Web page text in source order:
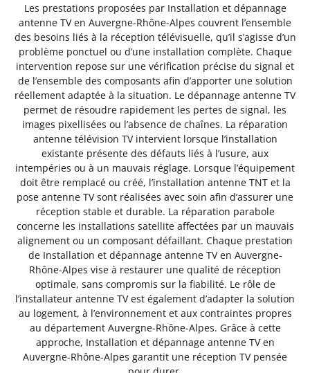
Les prestations proposées par Installation et dépannage
antenne TV en Auvergne-Rhône-Alpes couvrent l’ensemble
des besoins liés à la réception télévisuelle, qu’il s’agisse d’un
problème ponctuel ou d’une installation complète. Chaque
intervention repose sur une vérification précise du signal et
de l’ensemble des composants afin d’apporter une solution
réellement adaptée à la situation. Le dépannage antenne TV
permet de résoudre rapidement les pertes de signal, les
images pixellisées ou l’absence de chaînes. La réparation
antenne télévision TV intervient lorsque l’installation
existante présente des défauts liés à l’usure, aux
intempéries ou à un mauvais réglage. Lorsque l’équipement
doit être remplacé ou créé, l’installation antenne TNT et la
pose antenne TV sont réalisées avec soin afin d’assurer une
réception stable et durable. La réparation parabole
concerne les installations satellite affectées par un mauvais
alignement ou un composant défaillant. Chaque prestation
de Installation et dépannage antenne TV en Auvergne-
Rhône-Alpes vise à restaurer une qualité de réception
optimale, sans compromis sur la fiabilité. Le rôle de
l’installateur antenne TV est également d’adapter la solution
au logement, à l’environnement et aux contraintes propres
au département Auvergne-Rhône-Alpes. Grâce à cette
approche, Installation et dépannage antenne TV en
Auvergne-Rhône-Alpes garantit une réception TV pensée